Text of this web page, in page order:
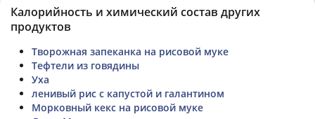
Калорийность и химический состав других
продуктов
Творожная запеканка на рисовой муке
Тефтели из говядины
Уха
ленивый рис с капустой и галантином
Морковный кекс на рисовой муке